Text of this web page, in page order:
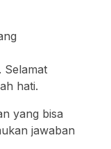
Selamat
hati.
yang bisa
jawaban